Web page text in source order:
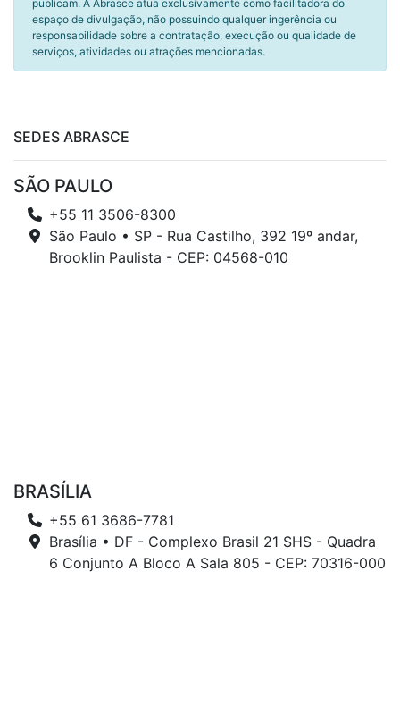
publicam. A Abrasce atua exclusivamente como facilitadora do
espaço de divulgação, não possuindo qualquer ingerência ou
responsabilidade sobre a contratação, execução ou qualidade de
serviços, atividades ou atrações mencionadas.
SEDES ABRASCE
SÃO PAULO
+55 11 3506-8300
São Paulo • SP - Rua Castilho, 392 19º andar,
Brooklin Paulista - CEP: 04568-010
BRASÍLIA
+55 61 3686-7781
Brasília • DF - Complexo Brasil 21 SHS - Quadra
6 Conjunto A Bloco A Sala 805 - CEP: 70316-000